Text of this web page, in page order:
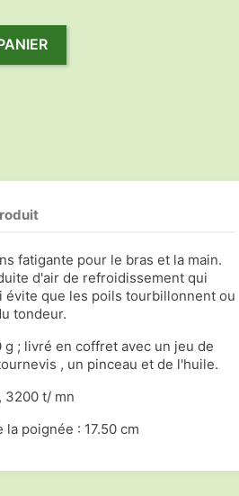
fatigante pour le bras et la main.
d'air de refroidissement qui
que les poils tourbillonnent ou
tondeur.
; livré en coffret avec un jeu de
, un pinceau et de l'huile.
3200 t/ mn
poignée : 17.50 cm